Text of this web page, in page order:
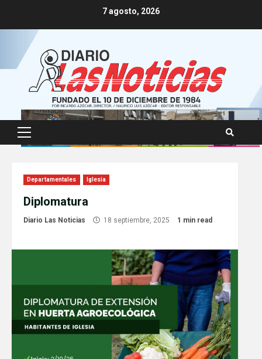
7 agosto, 2026
Primary
Menu
Departamentales Iglesia
Diplomatura
Diario Las Noticias 18 septiembre, 2025 1 min read